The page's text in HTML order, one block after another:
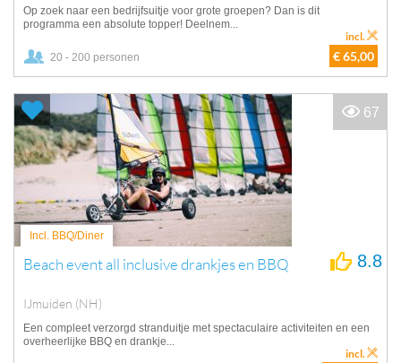
Op zoek naar een bedrijfsuitje voor grote groepen? Dan is dit
programma een absolute topper! Deelnem...
20 - 200 personen € 65,00
incl.
Incl. BBQ/Diner
Beach event all inclusive drankjes en BBQ
IJmuiden (NH)
8.8
Een compleet verzorgd stranduitje met spectaculaire activiteiten en een
overheerlijke BBQ en drankje...
incl.
67